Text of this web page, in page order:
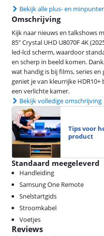
Bekijk alle plus- en
Omschrijving
Kijk naar nieuws en talkshows
85" Crystal UHD U8070F 4K
led-lcd scherm, waardoor
en scherp in beeld komen.
wat handig is bij films, series
geniet je van kleurrijke
een verlichte kamer.
Bekijk volledige omschrijving
Tips voor
product
Standaard meegeleverd
Handleiding
Samsung One Remote
Snelstartgids
Stroomkabel
Voetjes
Reviews